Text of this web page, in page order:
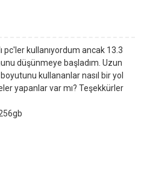
pc'ler kullanıyordum ancak 13.3
düşünmeye başladım. Uzun
kullananlar nasıl bir yol
yapanlar var mı? Teşekkürler